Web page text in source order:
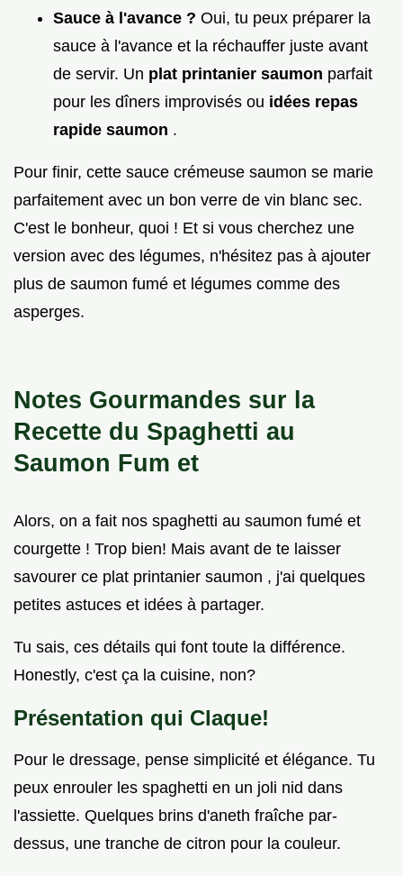
Sauce à l'avance ? Oui, tu peux préparer la
sauce à l'avance et la réchauffer juste avant
de servir. Un plat printanier saumon parfait
pour les dîners improvisés ou idées repas
rapide saumon .
Pour finir, cette sauce crémeuse saumon se marie
parfaitement avec un bon verre de vin blanc sec.
C'est le bonheur, quoi ! Et si vous cherchez une
version avec des légumes, n'hésitez pas à ajouter
plus de saumon fumé et légumes comme des
asperges.
Notes Gourmandes sur la
Recette du Spaghetti au
Saumon Fum et
Alors, on a fait nos spaghetti au saumon fumé et
courgette ! Trop bien! Mais avant de te laisser
savourer ce plat printanier saumon , j'ai quelques
petites astuces et idées à partager.
Tu sais, ces détails qui font toute la différence.
Honestly, c'est ça la cuisine, non?
Présentation qui Claque!
Pour le dressage, pense simplicité et élégance. Tu
peux enrouler les spaghetti en un joli nid dans
l'assiette. Quelques brins d'aneth fraîche par-
dessus, une tranche de citron pour la couleur.